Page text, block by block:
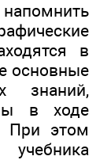
в
основные
знаний,
в ходе
При этом
учебника